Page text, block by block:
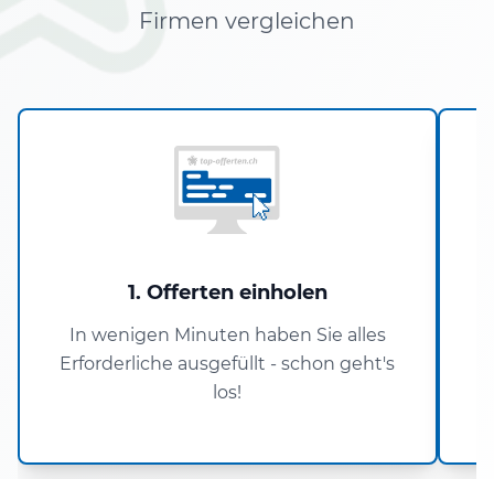
Firmen vergleichen
1. Offerten einholen
In wenigen Minuten haben Sie alles
Erforderliche ausgefüllt - schon geht's
los!